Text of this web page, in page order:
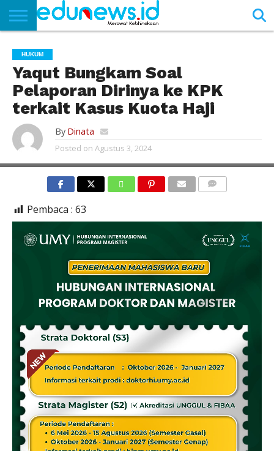
NEWS
EDUNEWS
LITERASI
PUSTAKA
SOSOK
TEKNO
KHASANAH
SASTRA
HUKUM
Yaqut Bungkam Soal
Pelaporan Dirinya ke KPK
terkait Kasus Kuota Haji
By Dinata
Posted on Agustus 3, 2024
Pembaca : 63